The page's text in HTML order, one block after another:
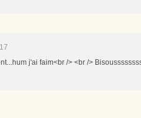
j'ai faim<br /> <br />